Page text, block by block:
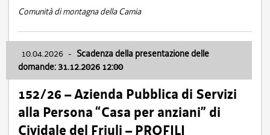
Comunità di montagna della Carnia
10.04.2026 - Scadenza della presentazione delle
domande: 31.12.2026 12:00
152/26 – Azienda Pubblica di Servizi
alla Persona “Casa per anziani” di
Cividale del Friuli – PROFILI